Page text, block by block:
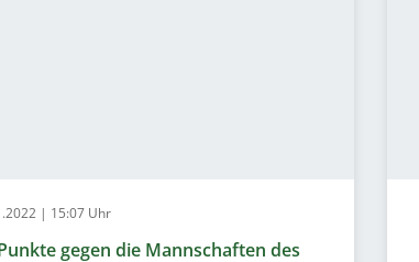
| 15:07 Uhr
gegen die Mannschaften des